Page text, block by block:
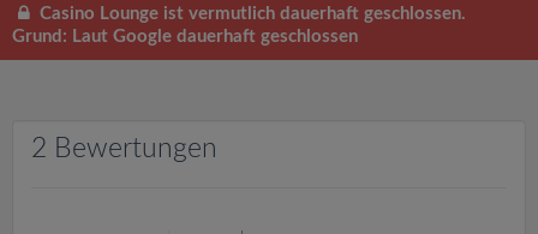
Casino Lounge ist vermutlich dauerhaft geschlossen.
Grund: Laut Google dauerhaft geschlossen
2 Bewertungen
a